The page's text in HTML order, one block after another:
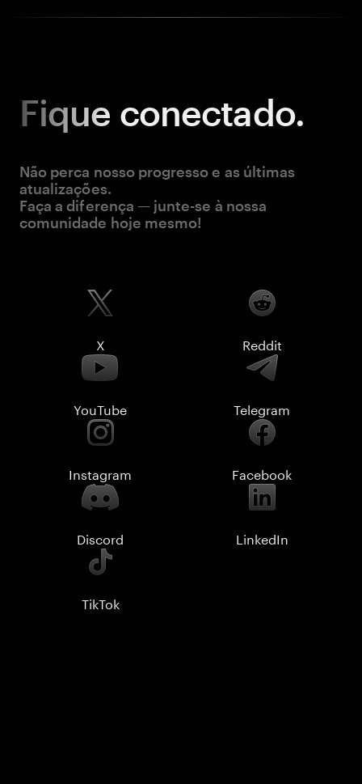
Fique conectado.
Não perca nosso progresso e as últimas
atualizações.
Faça a diferença — junte-se à nossa
comunidade hoje mesmo!
X Reddit
YouTube Telegram
Instagram Facebook
Discord LinkedIn
TikTok